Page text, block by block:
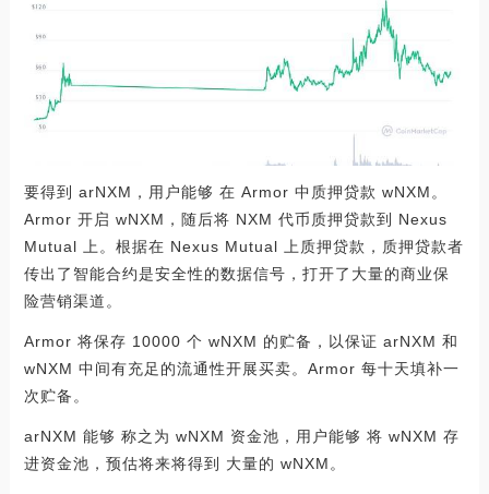
要得到 arNXM，用户能够 在 Armor 中质押贷款 wNXM。
Armor 开启 wNXM，随后将 NXM 代币质押贷款到 Nexus
Mutual 上。根据在 Nexus Mutual 上质押贷款，质押贷款者
传出了智能合约是安全性的数据信号，打开了大量的商业保
险营销渠道。
Armor 将保存 10000 个 wNXM 的贮备，以保证 arNXM 和
wNXM 中间有充足的流通性开展买卖。Armor 每十天填补一
次贮备。
arNXM 能够 称之为 wNXM 资金池，用户能够 将 wNXM 存
进资金池，预估将来将得到 大量的 wNXM。